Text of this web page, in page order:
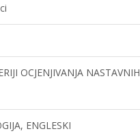
OCJENJIVANJA NASTAVNIH
ENGLESKI